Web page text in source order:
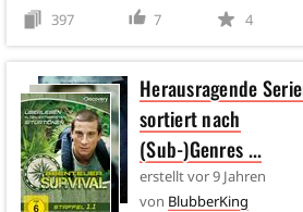
397 7 4
Herausragende
sortiert nach
(Sub-)Genres ...
erstelltvor 9 Jahren
von BlubberKing